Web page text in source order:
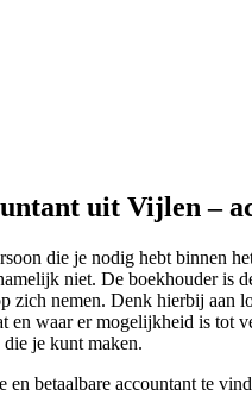
uit Vijlen –
die je nodig hebt binnen
niet. De boekhouder is
zich nemen. Denk hierbij
en waar er mogelijkheid is
je kunt maken.
en betaalbare accountant te